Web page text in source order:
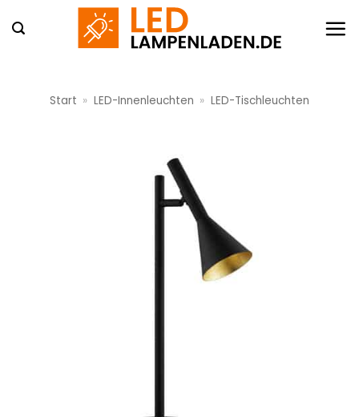
Inhalt
Start » LED-Innenleuchten » LED-Tischleuchten